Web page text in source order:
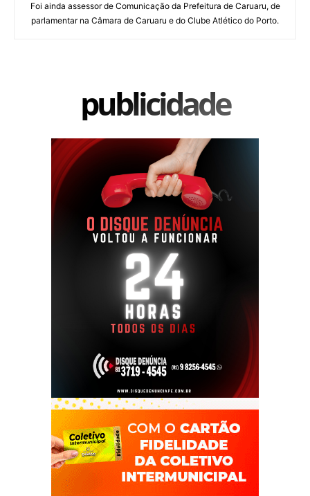
Foi ainda assessor de Comunicação da Prefeitura de Caruaru, de
parlamentar na Câmara de Caruaru e do Clube Atlético do Porto.
publicidade